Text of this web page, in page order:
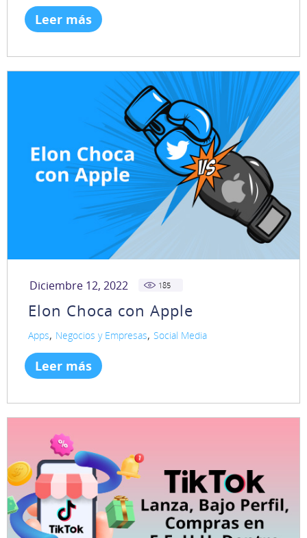
Leer más
Diciembre 12, 2022 185
Elon Choca con Apple
Apps, Negocios y Empresas, Social Media
Leer más